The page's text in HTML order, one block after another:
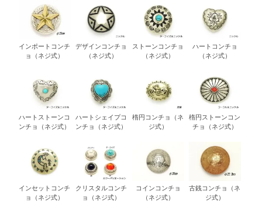
インポートコンチ
ョ（ネジ式）
デザインコンチョ
（ネジ式）
ストーンコンチョ
（ネジ式）
ハートコンチョ
（ネジ式）
ハートストーンコ
ンチョ（ネジ式）
ハートシェイプコ
ンチョ（ネジ式）
楕円コンチョ（ネ
ジ式）
楕円ストーンコン
チョ（ネジ式）
インセットコンチ
ョ（ネジ式）
クリスタルコンチ
ョ（ネジ式）
コインコンチョ
（ネジ式）
古銭コンチョ（ネ
ジ式）